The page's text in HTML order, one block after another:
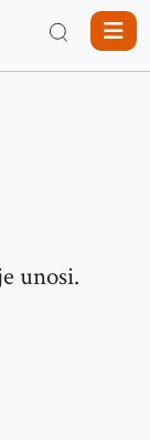
unosi.